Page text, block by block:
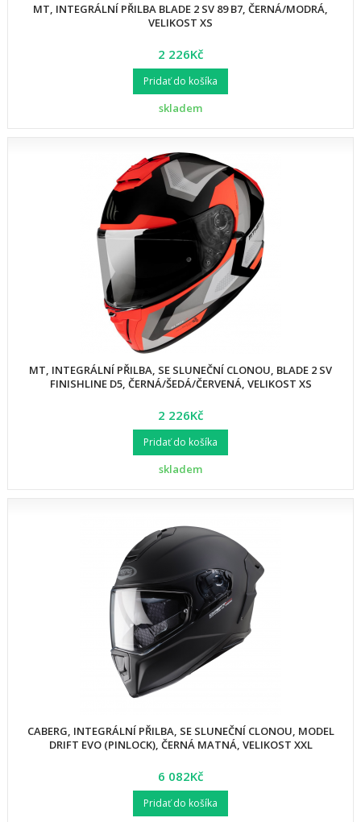
MT, INTEGRÁLNÍ PŘILBA BLADE 2 SV 89 B7, ČERNÁ/MODRÁ,
VELIKOST XS
2 226Kč
Pridať do košíka
skladem
MT, INTEGRÁLNÍ PŘILBA, SE SLUNEČNÍ CLONOU, BLADE 2 SV
FINISHLINE D5, ČERNÁ/ŠEDÁ/ČERVENÁ, VELIKOST XS
2 226Kč
Pridať do košíka
skladem
CABERG, INTEGRÁLNÍ PŘILBA, SE SLUNEČNÍ CLONOU, MODEL
DRIFT EVO (PINLOCK), ČERNÁ MATNÁ, VELIKOST XXL
6 082Kč
Pridať do košíka